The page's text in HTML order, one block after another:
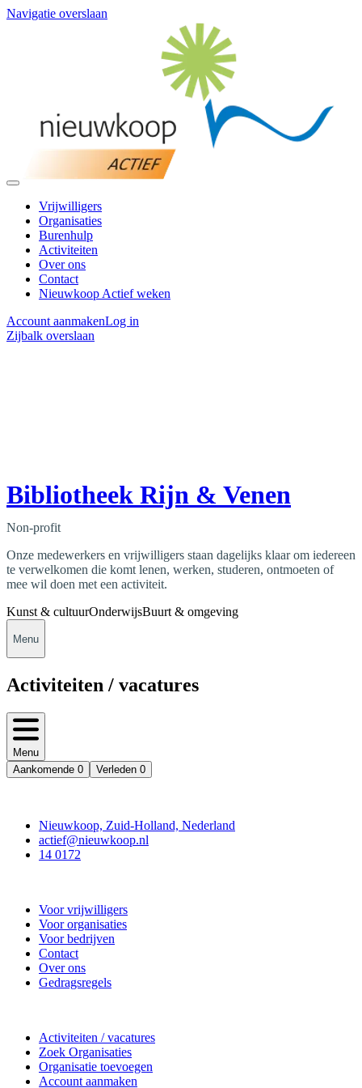
Navigatie overslaan
Vrijwilligers
Organisaties
Burenhulp
Activiteiten
Over ons
Contact
Nieuwkoop Actief weken
Account aanmakenLog in
Zijbalk overslaan
Bibliotheek Rijn & Venen
Non-profit
Onze medewerkers en vrijwilligers staan dagelijks klaar om iedereen
te verwelkomen die komt lenen, werken, studeren, ontmoeten of
mee wil doen met een activiteit.
Kunst & cultuurOnderwijsBuurt & omgeving
Menu
Activiteiten / vacatures
Menu
Aankomende 0 Verleden 0
Nieuwkoop, Zuid-Holland, Nederland
actief@nieuwkoop.nl
14 0172
Voor vrijwilligers
Voor organisaties
Voor bedrijven
Contact
Over ons
Gedragsregels
Activiteiten / vacatures
Zoek Organisaties
Organisatie toevoegen
Account aanmaken